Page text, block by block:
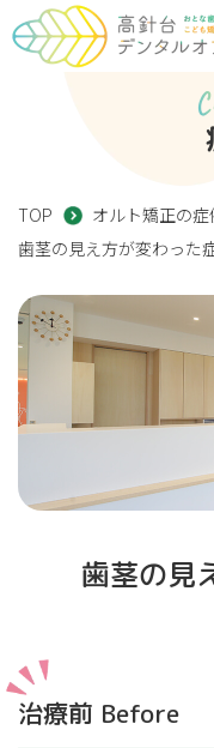
TOP オルト矯正の
歯茎の見え方が変わった
歯茎の見
治療前 Before